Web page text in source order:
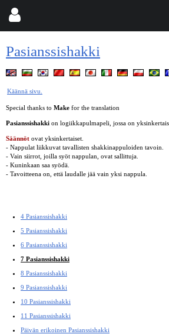
Pasianssishakki
Käännä sivu.
Special thanks to Make for the translation
Pasianssishakki on logiikkapulmapeli, jossa on
Säännöt ovat yksinkertaiset.
- Nappulat liikkuvat tavallisten shakkinappuloiden tavoin.
- Vain siirrot, joilla syöt nappulan, ovat sallittuja.
- Kuninkaan saa syödä.
- Tavoitteena on, että laudalle jää vain yksi nappula.
4 Pasianssishakki
5 Pasianssishakki
6 Pasianssishakki
7 Pasianssishakki
8 Pasianssishakki
9 Pasianssishakki
10 Pasianssishakki
11 Pasianssishakki
Päivän erikoinen Pasianssishakki